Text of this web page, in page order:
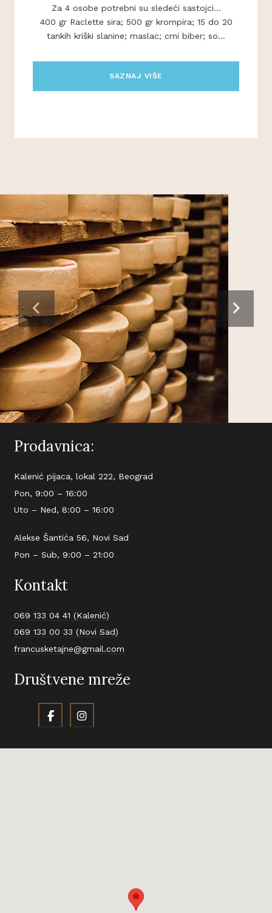
Za 4 osobe potrebni su sledeći sastojci...
400 gr Raclette sira; 500 gr krompira; 15 do 20
tankih kriški slanine; maslac; crni biber; so...
SAZNAJ VIŠE
Prodavnica:
Kalenić pijaca, lokal 222, Beograd
Pon, 9:00 – 16:00
Uto – Ned, 8:00 – 16:00
Alekse Šantića 56, Novi Sad
Pon – Sub, 9:00 – 21:00
Kontakt
069 133 04 41 (Kalenić)
069 133 00 33 (Novi Sad)
francusketajne@gmail.com
Društvene mreže